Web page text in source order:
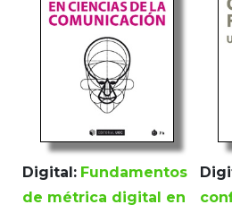
Digital: Fundamentos
de métrica digital en